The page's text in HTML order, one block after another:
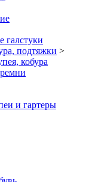
галстуки
подтяжки >
кобура
и гартеры